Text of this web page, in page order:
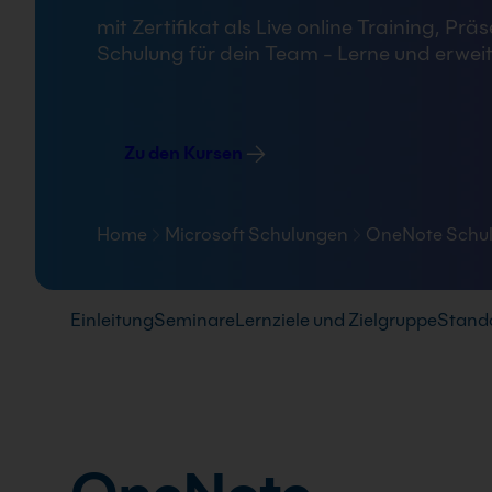
mit Zertifikat als Live online Training,
Schulung für dein Team - Lerne und
Zu den Kursen
Pfad-Navigation
Home Microsoft Schulungen OneNote
EinleitungSeminareLernziele und Zielgruppe